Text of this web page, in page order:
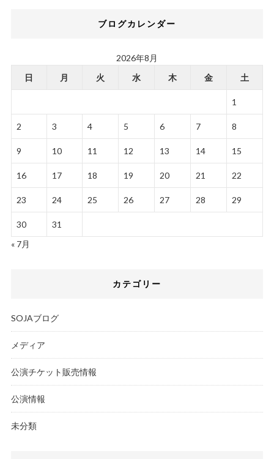
ブログカレンダー
2026年8月
日
月 火 水 木 金 土
1
2 3 4 5 6 7 8
9 10 11 12 13 14 15
16 17 18 19 20 21 22
23 24 25 26 27 28 29
30
31
« 7月
カテゴリー
SOJAブログ
メディア
公演チケット販売情報
公演情報
未分類